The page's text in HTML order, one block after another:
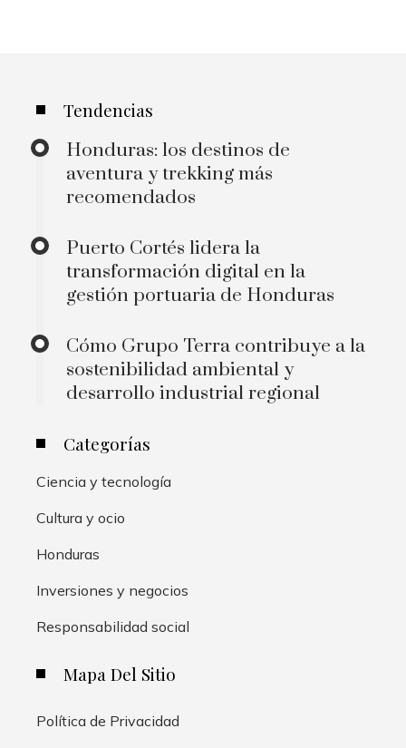
Tendencias
Honduras: los destinos de
aventura y trekking más
recomendados
Puerto Cortés lidera la
transformación digital en la
gestión portuaria de Honduras
Cómo Grupo Terra contribuye a la
sostenibilidad ambiental y
desarrollo industrial regional
Categorías
Ciencia y tecnología
Cultura y ocio
Honduras
Inversiones y negocios
Responsabilidad social
Mapa Del Sitio
Política de Privacidad